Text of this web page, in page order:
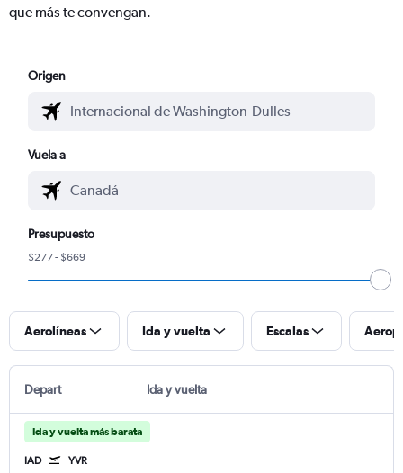
que más te convengan.
Origen
Vuela a
Presupuesto
$277 - $669
Aerolíneas Ida y vuelta Escalas
Depart Ida y vuelta
Ida y vuelta más barata
IAD YVR